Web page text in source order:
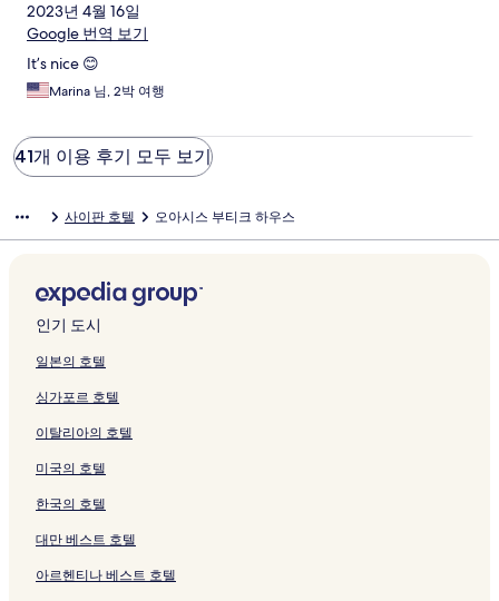
2023년 4월 16일
Google 번역 보기
It’s nice 😊
Marina 님, 2박 여행
41개 이용 후기 모두 보기
사이판 호텔 오아시스 부티크 하우스
인기 도시
일본의 호텔
싱가포르 호텔
이탈리아의 호텔
미국의 호텔
한국의 호텔
대만 베스트 호텔
아르헨티나 베스트 호텔